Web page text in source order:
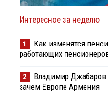
Интересное за неделю
1
Как изменятся
работающих
2
Владимир Джабаров
зачем Европе Армения